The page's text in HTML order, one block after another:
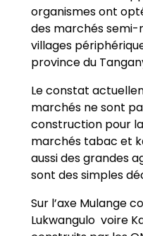
organismes ont
des marchés semi-
villages
province du
Le constat
marchés ne sont
construction pour
marchés tabac et
aussi des grandes
sont des simples
Sur l’axe Mulange
Lukwangulo voire